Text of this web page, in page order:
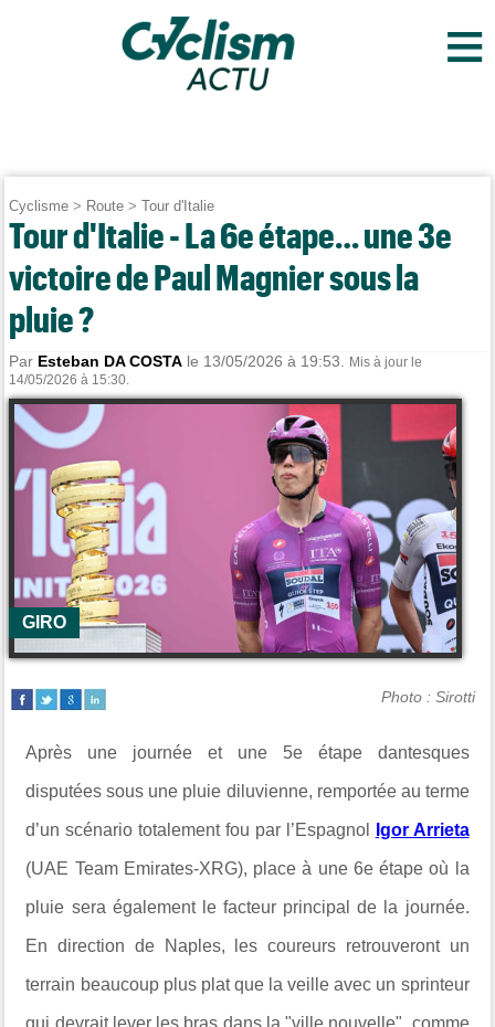
≡
Cyclisme > Route >Tour d'Italie
Tour d'Italie - La 6e étape… une 3e
victoire de Paul Magnier sous la
pluie ?
Par Esteban DA COSTA le 13/05/2026 à 19:53.
Mis à jour le
14/05/2026 à 15:30.
GIRO
Photo : Sirotti
Après une journée et une 5e étape dantesques
disputées sous une pluie diluvienne, remportée au terme
d’un scénario totalement fou par l’Espagnol Igor Arrieta
(UAE Team Emirates-XRG), place à une 6e étape où la
pluie sera également le facteur principal de la journée.
En direction de Naples, les coureurs retrouveront un
terrain beaucoup plus plat que la veille avec un sprinteur
qui devrait lever les bras dans la "ville nouvelle", comme